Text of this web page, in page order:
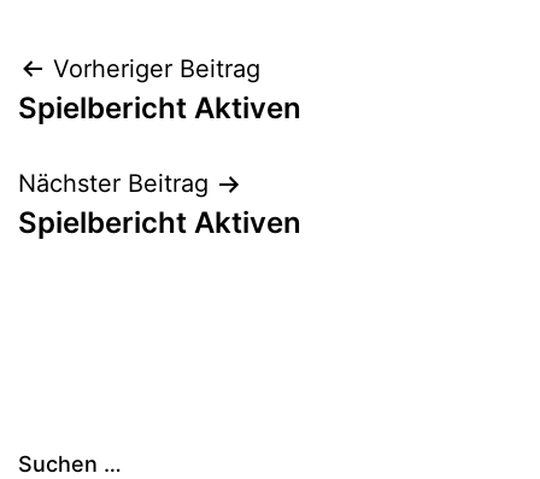
Beitragsnavigation
Vorheriger Beitrag
Spielbericht Aktiven
Nächster Beitrag
Spielbericht Aktiven
Suchen …